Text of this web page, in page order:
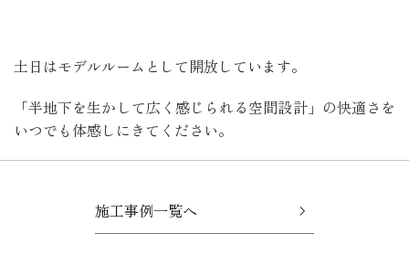
土日はモデルルームとして開放しています。
「半地下を生かして広く感じられる空間設計」の快適さを
いつでも体感しにきてください。
施工事例一覧へ